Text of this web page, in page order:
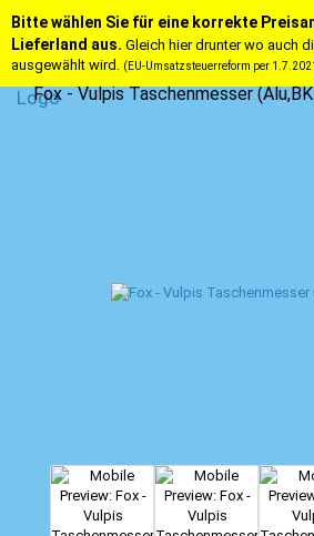
Bitte wählen Sie für eine korrekte
Lieferland aus. Gleich hier drunter wo auch
ausgewählt wird. (EU-Umsatzsteuerreform per
Fox - Vulpis Taschenmesser